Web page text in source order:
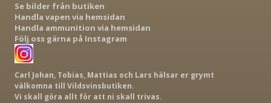
Se bilder från butiken
Handla vapen via hemsidan
Handla ammunition via hemsidan
Följ oss gärna på Instagram
Carl Johan, Tobias, Mattias och Lars hälsar er grymt
välkomna till Vildsvinsbutiken.
Vi skall göra allt för att ni skall trivas.